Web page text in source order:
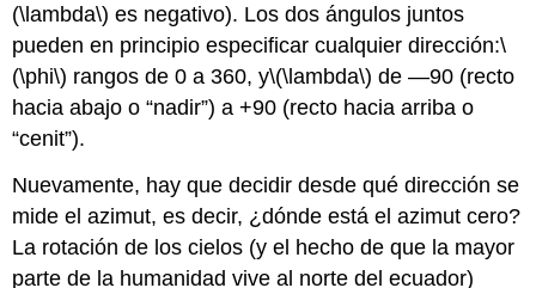
(\lambda\) es negativo). Los dos ángulos juntos
pueden en principio especificar cualquier dirección:\
(\phi\) rangos de 0 a 360, y\(\lambda\) de —90 (recto
hacia abajo o “nadir”) a +90 (recto hacia arriba o
“cenit”).
Nuevamente, hay que decidir desde qué dirección se
mide el azimut, es decir, ¿dónde está el azimut cero?
La rotación de los cielos (y el hecho de que la mayor
parte de la humanidad vive al norte del ecuador)